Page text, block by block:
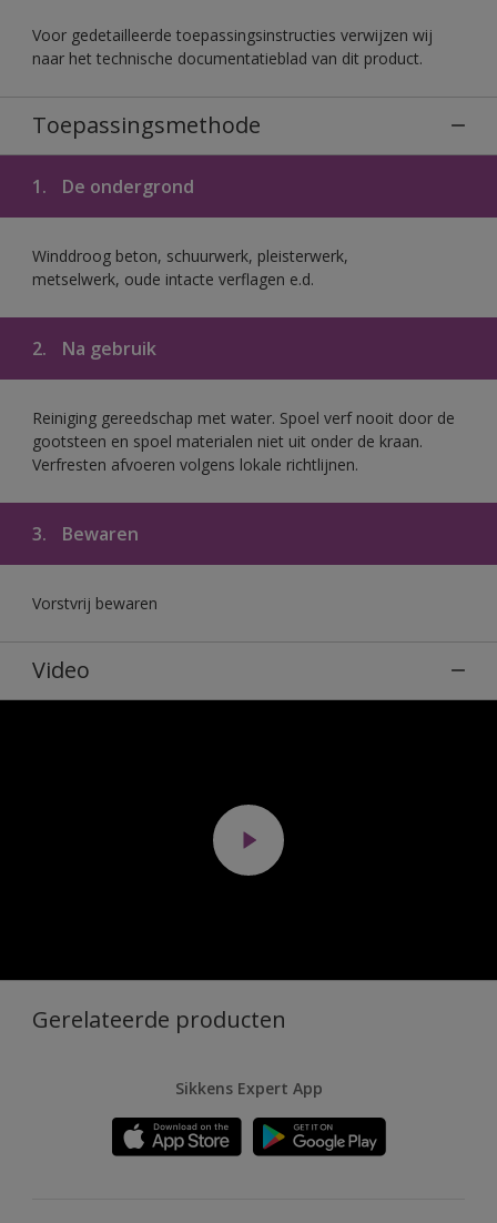
Voor gedetailleerde toepassingsinstructies verwijzen wij
naar het technische documentatieblad van dit product.
Toepassingsmethode
1. De ondergrond
Winddroog beton, schuurwerk, pleisterwerk,
metselwerk, oude intacte verflagen e.d.
2. Na gebruik
Reiniging gereedschap met water. Spoel verf nooit door de
gootsteen en spoel materialen niet uit onder de kraan.
Verfresten afvoeren volgens lokale richtlijnen.
3. Bewaren
Vorstvrij bewaren
Video
Gerelateerde producten
Sikkens Expert App